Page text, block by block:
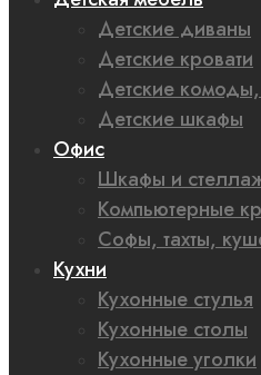
Детские диваны
Детские кровати
Детские
Детские шкафы
Офис
Шкафы и
Компьютерные
Софы, тахты,
Кухни
Кухонные стулья
Кухонные столы
Кухонные уголки